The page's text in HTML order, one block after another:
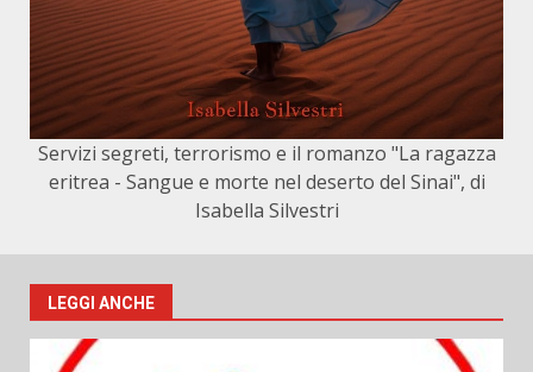
Servizi segreti, terrorismo e il romanzo "La ragazza
eritrea - Sangue e morte nel deserto del Sinai", di
Isabella Silvestri
LEGGI ANCHE